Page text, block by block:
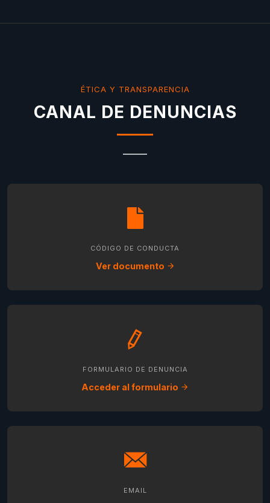
ÉTICA Y TRANSPARENCIA
CANAL DE DENUNCIAS
CÓDIGO DE CONDUCTA
Ver documento
FORMULARIO DE DENUNCIA
Acceder al formulario
EMAIL